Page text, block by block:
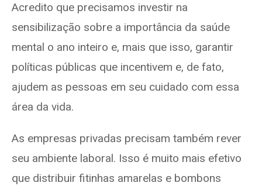
Acredito que precisamos investir na
sensibilização sobre a importância da saúde
mental o ano inteiro e, mais que isso, garantir
políticas públicas que incentivem e, de fato,
ajudem as pessoas em seu cuidado com essa
área da vida.
As empresas privadas precisam também rever
seu ambiente laboral. Isso é muito mais efetivo
que distribuir fitinhas amarelas e bombons